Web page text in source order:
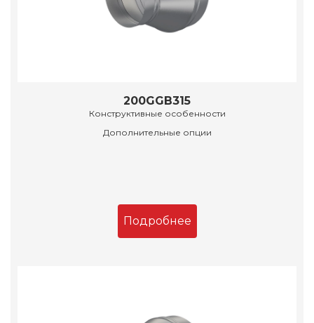
200GGB315
Конструктивные особенности
Дополнительные опции
Подробнее